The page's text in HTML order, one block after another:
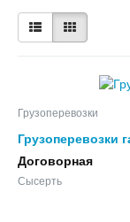
Грузоперевозки
Грузоперевозки
Договорная
Сысерть